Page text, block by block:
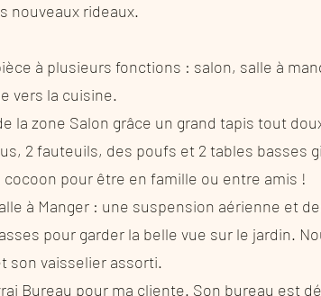
nouveaux rideaux.
à plusieurs fonctions : salon, salle à
vers la cuisine.
la zone Salon grâce un grand tapis tout
2 fauteuils, des poufs et 2 tables basses
cocoon pour être en famille ou entre amis !
à Manger : une suspension aérienne et
pour garder la belle vue sur le jardin.
son vaisselier assorti.
Bureau pour ma cliente. Son bureau est